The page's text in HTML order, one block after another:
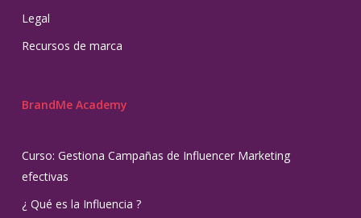
Legal
Recursos de marca
BrandMe Academy
Curso: Gestiona Campañas de Influencer Marketing
efectivas
¿ Qué es la Influencia ?